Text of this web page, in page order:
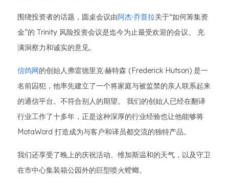
围绕投资者的话题，圆桌会议由阿杰·乔普拉关于“如何筹集资
金”的 Trinity 风险投资会议是迄今为止最受欢迎的会议。 充
满洞察力和诚实的意见。
信鸽网的创始人弗雷德里克·赫特森 (Frederick Hutson) 是一
名前囚犯，他率先建立了一个将家庭与被监禁的亲人联系起来
的通信平台。不符合别人的期望。 我们的创始人已经在翻译
行业工作了十多年，正是这种深厚的行业经验也让他能够将
MotaWord 打造成为与客户和译员都交流的独特产品。
我们还享受了晚上的庆祝活动、维加斯温和的天气，以及守卫
在市中心集装箱公园外的巨型喷火螳螂。